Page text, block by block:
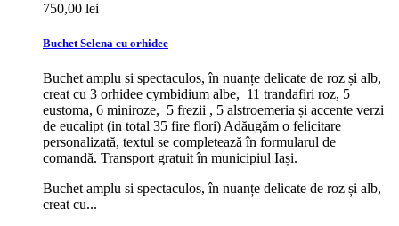
750,00 lei
Buchet Selena cu orhidee
Buchet amplu si spectaculos, în nuanțe delicate de roz și alb,
creat cu 3 orhidee cymbidium albe, 11 trandafiri roz, 5
eustoma, 6 miniroze, 5 frezii , 5 alstroemeria și accente verzi
de eucalipt (in total 35 fire flori) Adăugăm o felicitare
personalizată, textul se completează în formularul de
comandă. Transport gratuit în municipiul Iași.
Buchet amplu si spectaculos, în nuanțe delicate de roz și alb,
creat cu...